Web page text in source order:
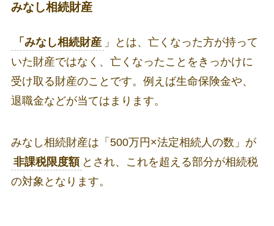
みなし相続財産
「みなし相続財産 」とは、亡くなった方が持って
いた財産ではなく、亡くなったことをきっかけに
受け取る財産のことです。例えば生命保険金や、
退職金などが当てはまります。
みなし相続財産は「500万円×法定相続人の数」が
非課税限度額 とされ、これを超える部分が相続税
の対象となります。